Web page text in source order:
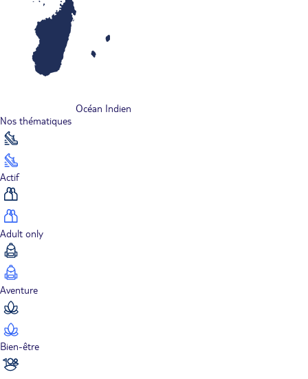
Océan Indien
Nos thématiques
Actif
Adult only
Aventure
Bien-être